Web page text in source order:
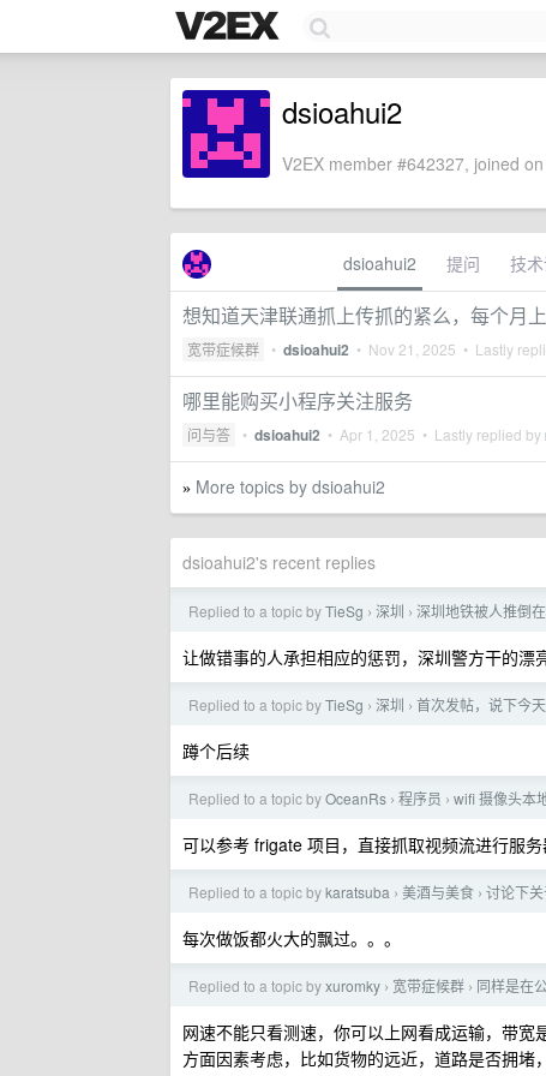
dsioahui2
V2EX member #642327, joined
dsioahui2 提问 技
想知道天津联通抓上传抓的紧么，每个月
宽带症候群 • dsioahui2 • Nov 21, 2025 • Lastly
哪里能购买小程序关注服务
问与答 • dsioahui2 • Apr 1, 2025 • Lastly replied by
» More topics by dsioahui2
dsioahui2's recent replies
Replied to a topic byTieSg › 深圳 › 深圳地铁被人推倒
让做错事的人承担相应的惩罚，深圳警方干的漂
Replied to a topic byTieSg › 深圳 › 首次发帖，说下今
蹲个后续
Replied to a topic byOceanRs › 程序员 › wifi 摄像头本
可以参考 frigate 项目，直接抓取视频流进行服
Replied to a topic bykaratsuba › 美酒与美食 › 讨论下
每次做饭都火大的飘过。。。
Replied to a topic byxuromky › 宽带症候群 › 同样是在
网速不能只看测速，你可以上网看成运输，带
方面因素考虑，比如货物的远近，道路是否拥堵